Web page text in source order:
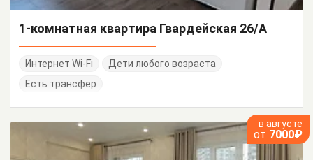
1-комнатная квартира Гвардейская 26/А
Интернет Wi-Fi
Дети любого возраста
Есть трансфер
в августе
от 7000₽